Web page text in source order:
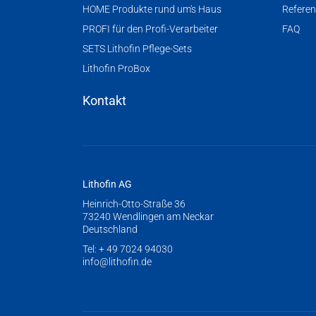
HOME Produkte rund um's Haus
PROFI für den Profi-Verarbeiter
SETS Lithofin Pflege-Sets
Lithofin ProBox
FAQ
Kontakt
Lithofin AG
Heinrich-Otto-Straße 36
73240 Wendlingen am Neckar
Deutschland
Tel: + 49 7024 94030
info@lithofin.de